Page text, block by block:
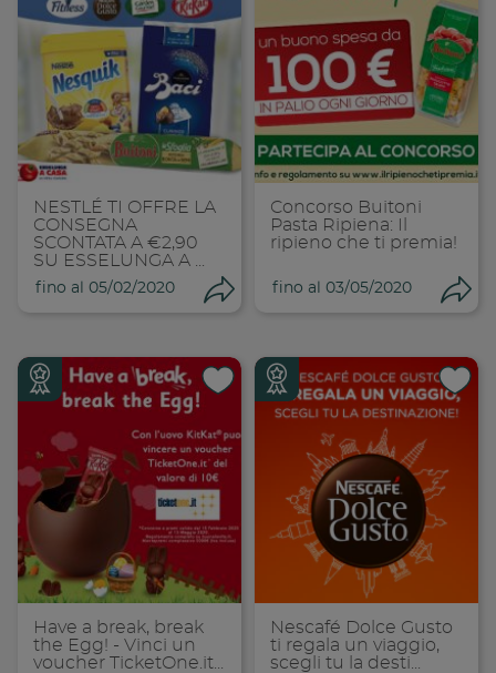
Condividi su
Copia link
NESTLÉ TI OFFRE LA
CONSEGNA
SCONTATA A €2,90
SU ESSELUNGA A ...
fino al 05/02/2020
Condividi su
Copia link
Concorso Buitoni
Pasta Ripiena: Il
ripieno che ti premia!
fino al 03/05/2020
Have a break, break
the Egg! - Vinci un
voucher TicketOne.it...
Nescafé Dolce Gusto
ti regala un viaggio,
scegli tu la desti...